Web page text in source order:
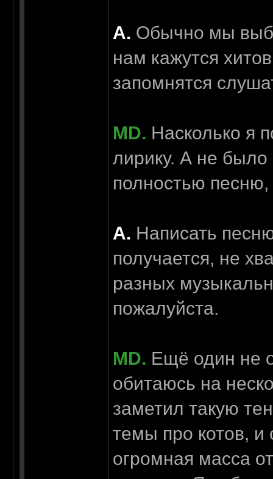
А. Обычно мы
нам кажутся
запомнятся
MD. Насколько я
лирику. А не
полностью
А. Написать
получается, не
разных
пожалуйста.
MD. Ещё один не
обитаюсь на
заметил такую
темы про котов, и
огромная масса